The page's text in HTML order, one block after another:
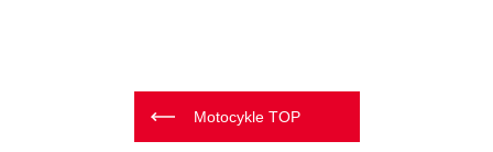
Motocykle TOP